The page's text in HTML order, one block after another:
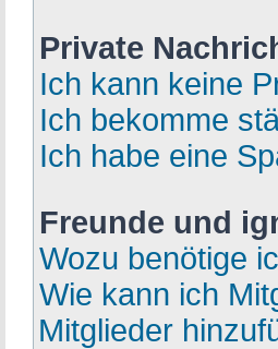
Private
Ich kann keine
Ich bekomme
Ich habe eine
Freunde und
Wozu benötige
Wie kann ich
Mitglieder